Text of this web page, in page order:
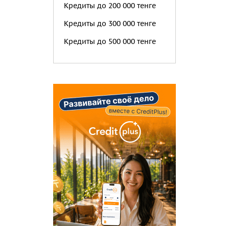
Кредиты до 200 000 тенге
Кредиты до 300 000 тенге
Кредиты до 500 000 тенге